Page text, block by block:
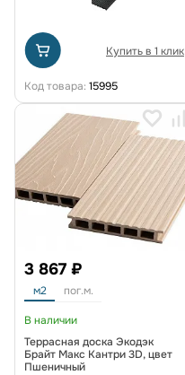
Купить в 1 клик
Код товара: 15995
3 867 ₽
м2 пог.м.
В наличии
Террасная доска Экодэк
Брайт Макс Кантри 3D, цвет
Пшеничный